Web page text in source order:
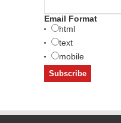
Email Format
html
text
mobile